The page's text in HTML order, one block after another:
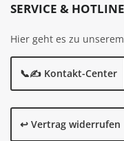
SERVICE & HOTLINE
Hier geht es zu unserem
📞✍️ Kontakt-Center
↩️ Vertrag widerrufen